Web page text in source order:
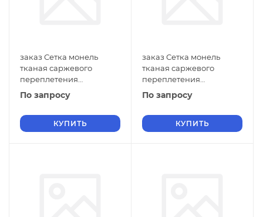
заказ Сетка монель
тканая саржевого
переплетения
двусторонняя
фильтровая 0,7х0,18 мм
ячейки
По запросу
КУПИТЬ
заказ Сетка монель
тканая саржевого
переплетения
двусторонняя
фильтровая 0,7х0,16 мм
ячейки
По запросу
КУПИТЬ